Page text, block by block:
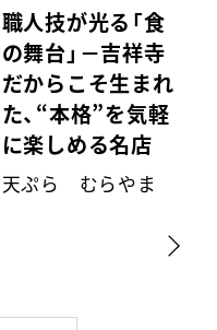
職人技が光る「食
の舞台」－吉祥寺
だからこそ生まれ
た、“本格”を気軽
に楽しめる名店
天ぷら むらやま